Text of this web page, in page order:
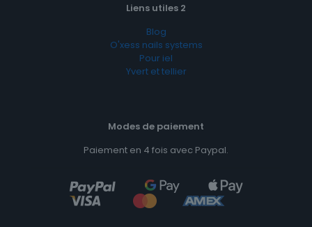
Liens utiles 2
Blog
O'xess nails systems
Pour iel
Yvert et tellier
Modes de paiement
Paiement en 4 fois avec Paypal.